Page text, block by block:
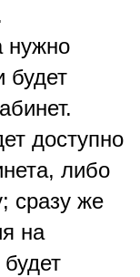
нужно
будет
доступно
либо
сразу же
на